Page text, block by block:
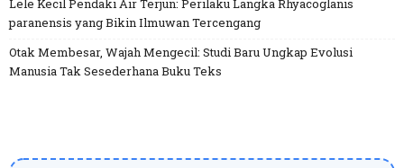
Lele Kecil Pendaki Air Terjun: Perilaku Langka Rhyacoglanis
paranensis yang Bikin Ilmuwan Tercengang
Otak Membesar, Wajah Mengecil: Studi Baru Ungkap Evolusi
Manusia Tak Sesederhana Buku Teks